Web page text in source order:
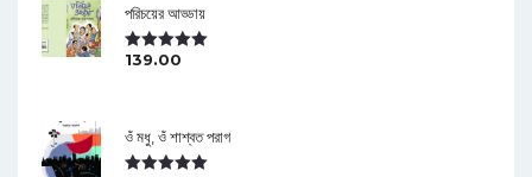
পরিচয়ের আড্ডায়
Rated5.00
139.00
ওঁ মধু, ওঁ শাশ্বত পরাগ